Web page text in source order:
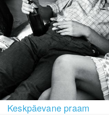
Keskpäevane praam